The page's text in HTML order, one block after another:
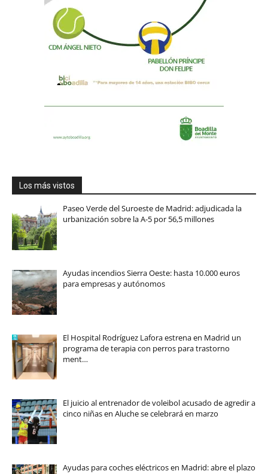
Los más vistos
Paseo Verde del Suroeste de Madrid: adjudicada la
urbanización sobre la A-5 por 56,5 millones
Ayudas incendios Sierra Oeste: hasta 10.000 euros
para empresas y autónomos
El Hospital Rodríguez Lafora estrena en Madrid un
programa de terapia con perros para trastorno
ment…
El juicio al entrenador de voleibol acusado de agredir a
cinco niñas en Aluche se celebrará en marzo
Ayudas para coches eléctricos en Madrid: abre el plazo